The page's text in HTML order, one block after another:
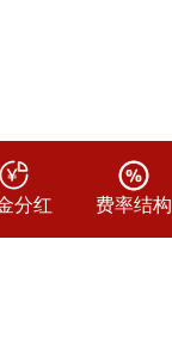
分红 费率结构